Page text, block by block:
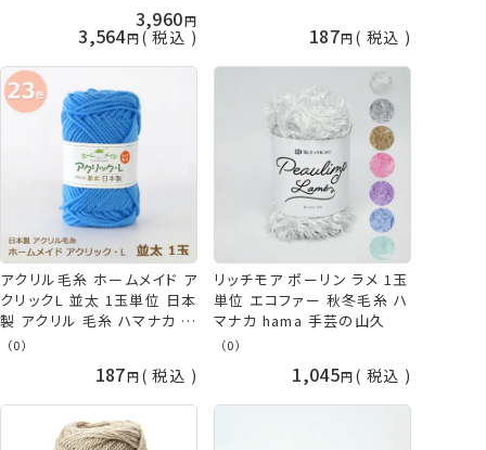
3,960
3,564 税込 187 税込
アクリル毛糸 ホームメイド ア
クリックL 並太 1玉単位 日本
製 アクリル 毛糸 ハマナカ 手
芸の山久
（0）
187 税込
リッチモア ポーリン ラメ 1玉
単位 エコファー 秋冬毛糸 ハ
マナカ hama 手芸の山久
（0）
1,045 税込